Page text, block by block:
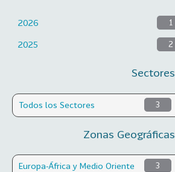
2026 1
2025 2
Sectores
Todos los Sectores 3
Zonas Geográficas
Europa-África y Medio Oriente 3